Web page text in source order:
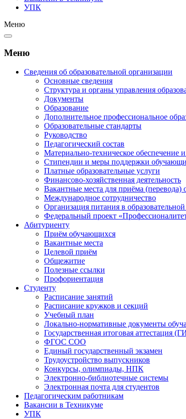
УПК
Меню
Меню
Сведения об образовательной организации
Основные сведения
Структура и органы управления
Документы
Образование
Дополнительное профессиональное
Образовательные стандарты
Руководство
Педагогический состав
Материально-техническое обеспечение
Стипендии и меры поддержки
Платные образовательные услуги
Финансово-хозяйственная деятельность
Вакантные места для приёма (перевода)
Международное сотрудничество
Организация питания в
Федеральный проект
Абитуриенту
Приём обучающихся
Вакантные места
Целевой приём
Общежитие
Полезные ссылки
Профориентация
Студенту
Расписание занятий
Расписание кружков и секций
Учебный план
Локально-нормативные документы
Государственная итоговая аттестация
ФГОС СОО
Единый государственный экзамен
Трудоустройство выпускников
Конкурсы, олимпиады, НПК
Электронно-библиотечные системы
Электронная почта для студентов
Педагогическим работникам
Вакансии в Техникуме
УПК